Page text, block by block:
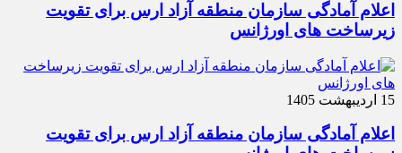
اعلام آمادگی سازمان منطقه آزاد ارس برای تقویت
زیرساخت‌ های اورژانس
15 اردیبهشت 1405
اعلام آمادگی سازمان منطقه آزاد ارس برای تقویت